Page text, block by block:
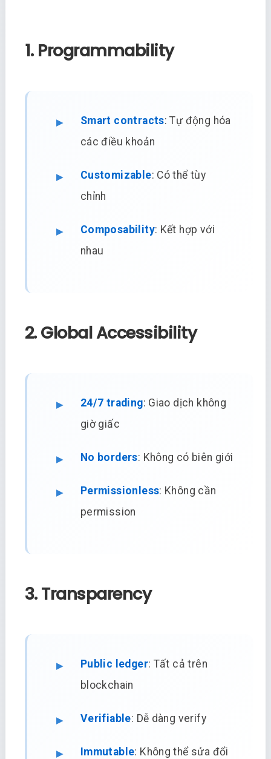
1. Programmability
Smart contracts: Tự động hóa
các điều khoản
Customizable: Có thể tùy
chỉnh
Composability: Kết hợp với
nhau
2. Global Accessibility
24/7 trading: Giao dịch không
giờ giấc
No borders: Không có biên giới
Permissionless: Không cần
permission
3. Transparency
Public ledger: Tất cả trên
blockchain
Verifiable: Dễ dàng verify
Immutable: Không thể sửa đổi